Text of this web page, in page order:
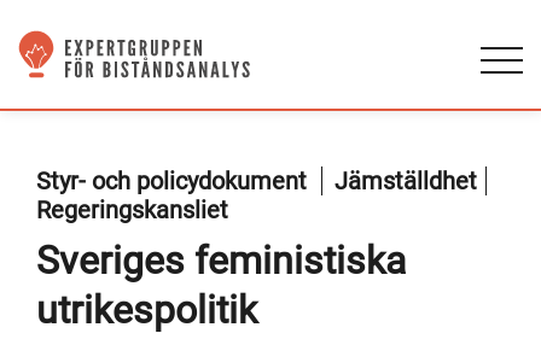
Styr- och policydokument
Jämställdhet
Regeringskansliet
Sveriges feministiska
utrikespolitik